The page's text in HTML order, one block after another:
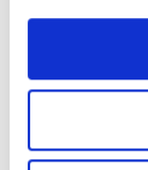
ou en
Si vous le
mètres
Activités
Colloques -
Appels à